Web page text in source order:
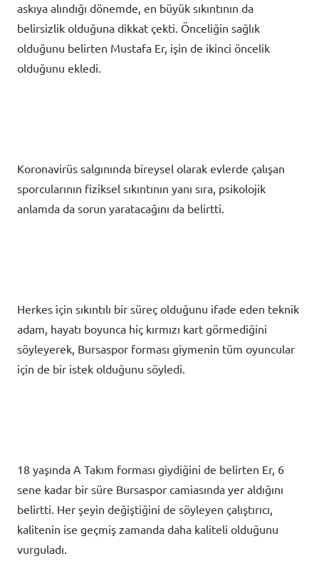
askıya alındığı dönemde, en büyük sıkıntının da
belirsizlik olduğuna dikkat çekti. Önceliğin sağlık
olduğunu belirten Mustafa Er, işin de ikinci öncelik
olduğunu ekledi.
Koronavirüs salgınında bireysel olarak evlerde çalışan
sporcularının fiziksel sıkıntının yanı sıra, psikolojik
anlamda da sorun yaratacağını da belirtti.
Herkes için sıkıntılı bir süreç olduğunu ifade eden teknik
adam, hayatı boyunca hiç kırmızı kart görmediğini
söyleyerek, Bursaspor forması giymenin tüm oyuncular
için de bir istek olduğunu söyledi.
18 yaşında A Takım forması giydiğini de belirten Er, 6
sene kadar bir süre Bursaspor camiasında yer aldığını
belirtti. Her şeyin değiştiğini de söyleyen çalıştırıcı,
kalitenin ise geçmiş zamanda daha kaliteli olduğunu
vurguladı.